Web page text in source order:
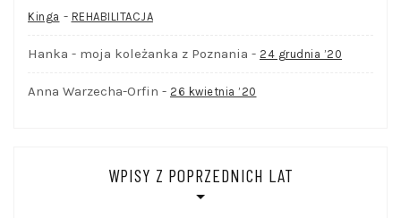
Kinga - REHABILITACJA
Hanka - moja koleżanka z Poznania - 24 grudnia ’20
Anna Warzecha-Orfin - 26 kwietnia ’20
WPISY Z POPRZEDNICH LAT